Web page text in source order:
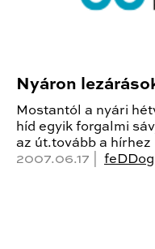
Nyáron
Mostantól a nyári
híd egyik forgalmi
az út.tovább a hírhez
2007.06.17 | feDDog